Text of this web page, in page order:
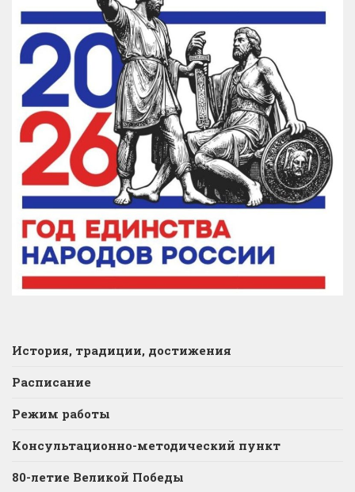
История, традиции, достижения
Расписание
Режим работы
Консультационно-методический пункт
80-летие Великой Победы